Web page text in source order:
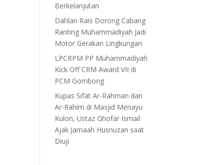
Berkelanjutan
Dahlan Rais Dorong Cabang
Ranting Muhammadiyah Jadi
Motor Gerakan Lingkungan
LPCRPM PP Muhammadiyah
Kick Off CRM Award VII di
PCM Gombong
Kupas Sifat Ar-Rahman dan
Ar-Rahim di Masjid Menayu
Kulon, Ustaz Ghofar Ismail
Ajak Jamaah Husnuzan saat
Diuji